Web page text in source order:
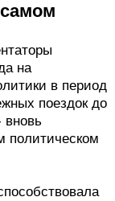
на
в период
поездок до
вновь
политическом